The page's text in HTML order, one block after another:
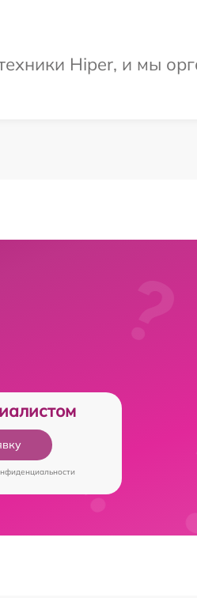
Hiper, и мы